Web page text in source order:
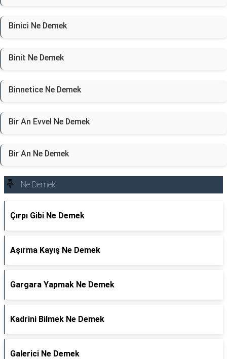
Binici Ne Demek
Binit Ne Demek
Binnetice Ne Demek
Bir An Evvel Ne Demek
Bir An Ne Demek
Ne Demek
Çırpı Gibi Ne Demek
Aşırma Kayış Ne Demek
Gargara Yapmak Ne Demek
Kadrini Bilmek Ne Demek
Galerici Ne Demek